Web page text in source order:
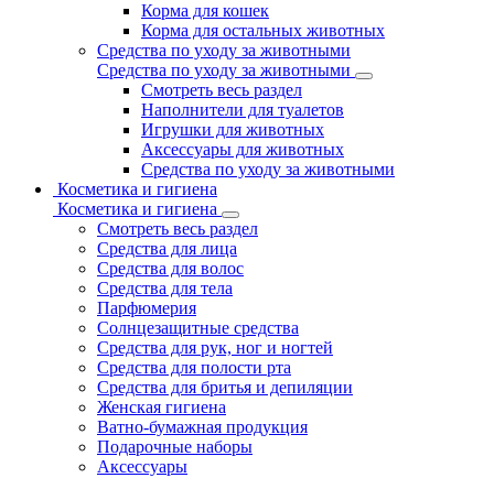
Корма для кошек
Корма для остальных животных
Средства по уходу за животными
Средства по уходу за животными
Смотреть весь раздел
Наполнители для туалетов
Игрушки для животных
Аксессуары для животных
Средства по уходу за животными
Косметика и гигиена
Косметика и гигиена
Смотреть весь раздел
Средства для лица
Средства для волос
Средства для тела
Парфюмерия
Солнцезащитные средства
Средства для рук, ног и ногтей
Средства для полости рта
Средства для бритья и депиляции
Женская гигиена
Ватно-бумажная продукция
Подарочные наборы
Аксессуары